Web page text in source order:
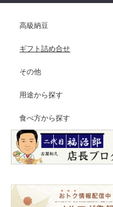
高級納豆
ギフト詰め合せ
その他
用途から探す
食べ方から探す